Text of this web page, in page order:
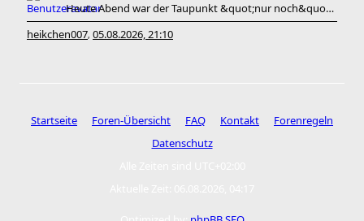
Heute Abend war der Taupunkt &quot;nur noch&quot; bei 20
heikchen007, 05.08.2026, 21:10
Startseite Foren-Übersicht FAQ Kontakt
Forenregeln
Datenschutz